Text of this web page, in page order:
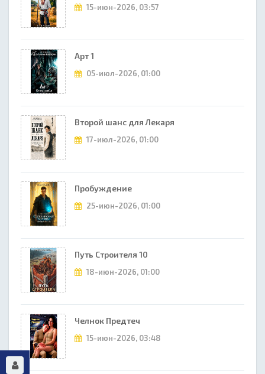
15-июн-2026, 03:57
Арт 1
05-июл-2026, 01:00
Второй шанс для Лекаря
17-июл-2026, 01:00
Пробуждение
25-июн-2026, 01:00
Путь Строителя 10
18-июн-2026, 01:00
Челнок Предтеч
15-июн-2026, 03:48